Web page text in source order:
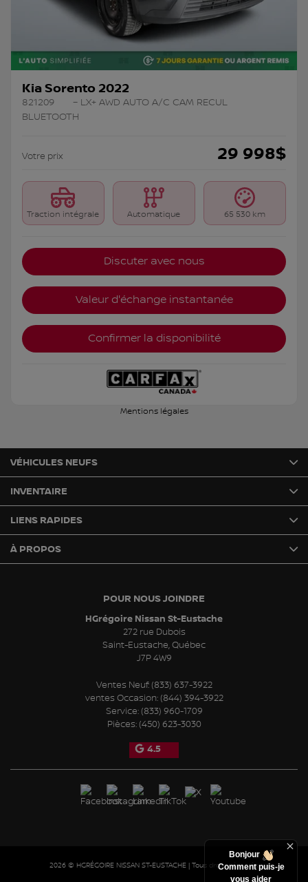
Kia Sorento 2022
821209
– LX+ AWD AUTO A/C CAM RECUL
BLUETOOTH
Votre prix 29 998$
Traction intégrale Automatique 65 530 km
Discuter avec nous
Valeur d'échange instantanée
Confirmer la disponibilité
Mentions légales
POUR NOUS JOINDRE
HGrégoire Nissan St-Eustache
272 rue Dubois
Saint-Eustache,Québec
J7P 4W9
Ventes Neuf: (833) 637-3922
ventes Occasion: (844) 394-3922
Service: (833) 960-1709
Pièces: (450) 623-3030
4.5
VÉHICULES NEUFS
INVENTAIRE
LIENS RAPIDES
À PROPOS
2026 © HGRÉGOIRE NISSAN ST-EUSTACHE| Tous droits réservés.
Bonjour
Comment puis-je
vous aider